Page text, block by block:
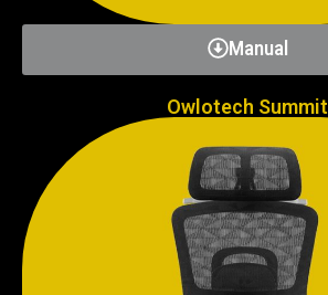
Manual
Owlotech Summit